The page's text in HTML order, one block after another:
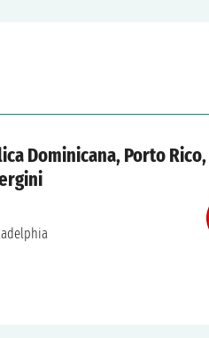
Dominicana, Porto